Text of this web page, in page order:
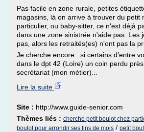
Pas facile en zone rurale, petites
magasins, là on arrive à trouver du petit
particulier, ou baby-sitter, ce n'est déjà
dans une zone sinistrée n'aide pas. Les
pas, alors les retraités(es) n'ont pas la
Je cherche encore : si certains d'entre
dans le dpt 42 (Loire) un coin perdu près
secrétariat (mon métier)...
Lire la suite
Site : http://www.guide-senior.com
Thèmes liés : cherche petit boulot chez
boulot pour arrondir ses fins de mois / petit